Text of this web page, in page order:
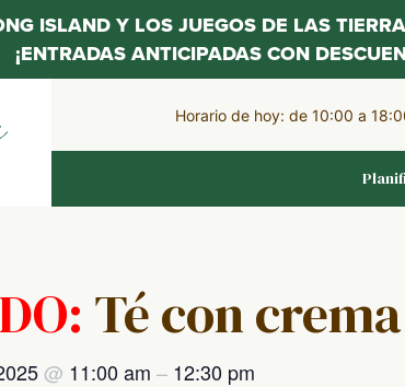
Horario de hoy: de 10:00 a
Té con
@ 11:00 am – 12:30 pm
ISLAND Y LOS JUEGOS DE LAS
¡ENTRADAS ANTICIPADAS CON